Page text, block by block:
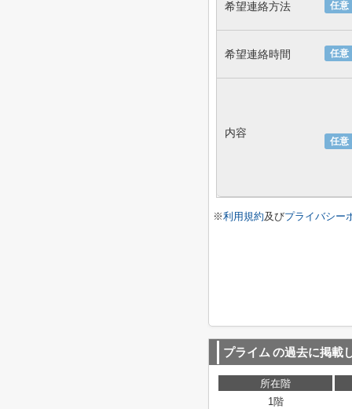
任意
希望連絡方法
任意
希望連絡時間
任意
内容
※利用規約及びプライバシー
プライム の過去に掲載
所在階
1階